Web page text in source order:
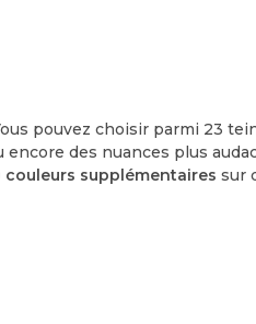
pouvez choisir parmi 23
encore des nuances plus
couleurs supplémentaires sur